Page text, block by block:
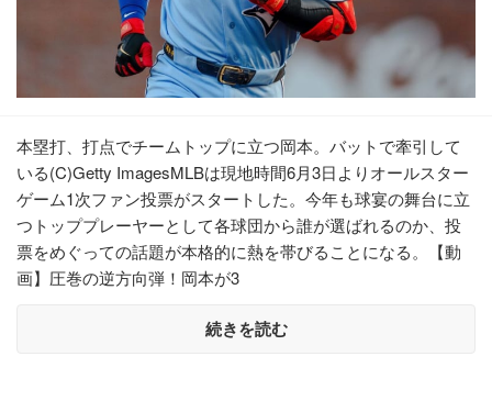
本塁打、打点でチームトップに立つ岡本。バットで牽引して
いる(C)Getty ImagesMLBは現地時間6月3日よりオールスター
ゲーム1次ファン投票がスタートした。今年も球宴の舞台に立
つトッププレーヤーとして各球団から誰が選ばれるのか、投
票をめぐっての話題が本格的に熱を帯びることになる。【動
画】圧巻の逆方向弾！岡本が3
続きを読む